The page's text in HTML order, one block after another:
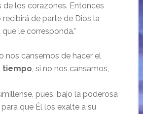
de los corazones. Entonces
recibirá de parte de Dios la
le corresponda.”
nos cansemos de hacer el
tiempo , si no nos cansamos,
pues, bajo la poderosa
que Él los exalte a su